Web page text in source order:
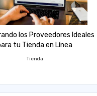
los Proveedores Ideales
tu Tienda en Línea
Tienda